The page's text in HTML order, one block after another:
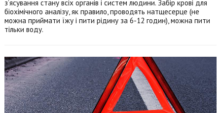
з’ясування стану всіх органів і систем людини. Забір крові для
біохімічного аналізу, як правило, проводять натщесерце (не
можна приймати їжу і пити рідину за 6-12 годин), можна пити
тільки воду.